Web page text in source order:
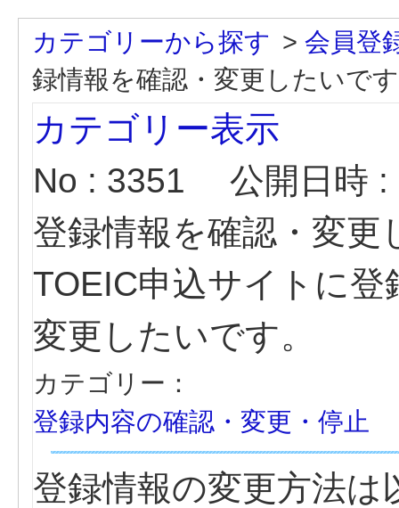
カテゴリーから探す > 会員登
録情報を確認・変更したいで
カテゴリー表示
No : 3351
公開日時
登録情報を確認・変更
TOEIC申込サイトに
変更したいです。
カテゴリー：
登録内容の確認・変更・停止
登録情報の変更方法は